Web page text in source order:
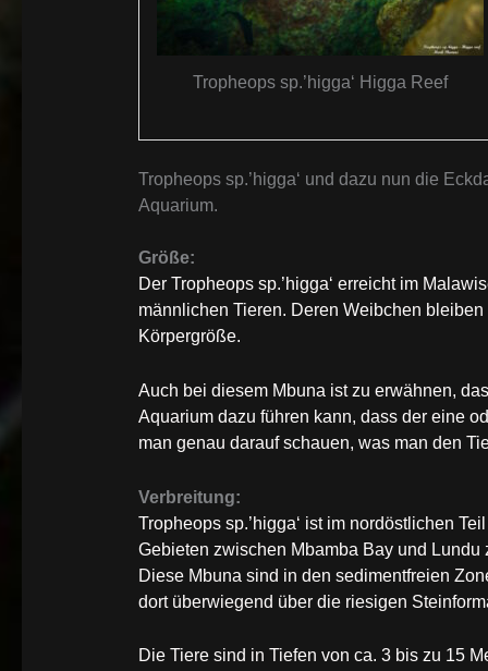
Tropheops sp.’higga‘ Higga Reef
Tropheops sp.’higga‘ und dazu nun die
Aquarium.
Größe:
Der Tropheops sp.’higga‘ erreicht im
männlichen Tieren. Deren Weibchen
Körpergröße.
Auch bei diesem Mbuna ist zu erwähnen,
Aquarium dazu führen kann, dass der eine
man genau darauf schauen, was man den
Verbreitung:
Tropheops sp.’higga‘ ist im nordöstlichen
Gebieten zwischen Mbamba Bay und
Diese Mbuna sind in den sedimentfreien
dort überwiegend über die riesigen
Die Tiere sind in Tiefen von ca. 3 bis zu 15